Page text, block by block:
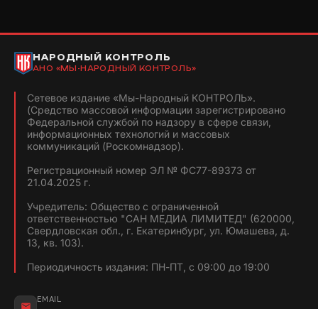
НАРОДНЫЙ КОНТРОЛЬ
АНО «МЫ-НАРОДНЫЙ КОНТРОЛЬ»
Сетевое издание «Мы-Народный КОНТРОЛЬ».
(Средство массовой информации зарегистрировано
Федеральной службой по надзору в сфере связи,
информационных технологий и массовых
коммуникаций (Роскомнадзор).
Регистрационный номер ЭЛ № ФС77-89373 от
21.04.2025 г.
Учредитель: Общество с ограниченной
ответственностью "САН МЕДИА ЛИМИТЕД" (620000,
Свердловская обл., г. Екатеринбург, ул. Юмашева, д.
13, кв. 103).
Периодичность издания: ПН-ПТ, с 09:00 до 19:00
EMAIL